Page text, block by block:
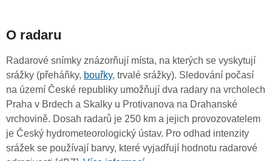
O radaru
Radarové snímky znázorňují místa, na kterých se vyskytují
srážky (přeháňky, bouřky, trvalé srážky). Sledování počasí
na území České republiky umožňují dva radary na vrcholech
Praha v Brdech a Skalky u Protivanova na Drahanské
vrchovině. Dosah radarů je 250 km a jejich provozovatelem
je Český hydrometeorologický ústav. Pro odhad intenzity
srážek se používají barvy, které vyjadřují hodnotu radarové